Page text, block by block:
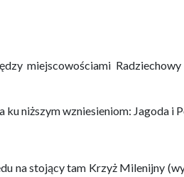
miejscowościami
niższym wzniesieniom: Jagoda i
na stojący tam Krzyż Milenijny